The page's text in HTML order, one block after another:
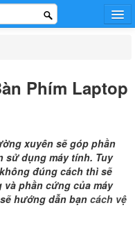
Khác Laptop Cũ
Phím Laptop
xuyên sẽ góp phần
sử dụng máy tính. Tuy
không đúng cách thì sẽ
phần cứng của máy
sẽ hướng dẫn bạn cách vệ